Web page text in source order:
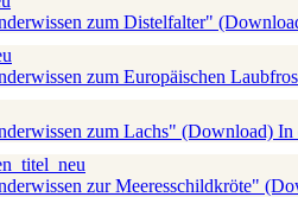
zum Distelfalter"
zum Europäischen
zum Lachs" (Download) In
zur Meeresschildkröte"